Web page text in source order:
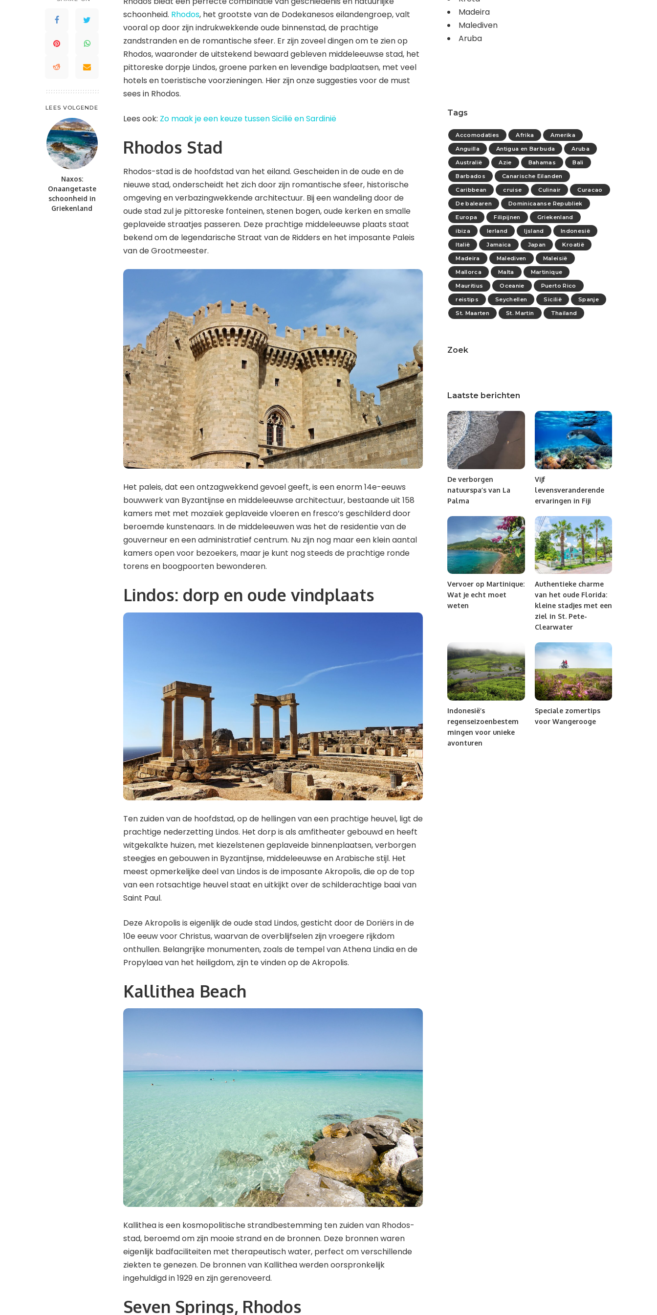
St. Kitts en Nevis
Turks- en Caicoseilanden
St. Kitts en Nevis
St. Maarten en St. Martin
Trinidad en Tobago
LEES VOLGENDE
Naxos:
Onaangetaste
schoonheid in
Griekenland
schoonheid. Rhodos, het grootste van de Dodekanesos eilandengroep, valt
vooral op door zijn indrukwekkende oude binnenstad, de prachtige
zandstranden en de romantische sfeer. Er zijn zoveel dingen om te zien op
Rhodos, waaronder de uitstekend bewaard gebleven middeleeuwse stad, het
pittoreske dorpje Lindos, groene parken en levendige badplaatsen, met veel
hotels en toeristische voorzieningen. Hier zijn onze suggesties voor de must
sees in Rhodos.
Lees ook: Zo maak je een keuze tussen Sicilië en Sardinië
Rhodos Stad
Rhodos-stad is de hoofdstad van het eiland. Gescheiden in de oude en de
nieuwe stad, onderscheidt het zich door zijn romantische sfeer, historische
omgeving en verbazingwekkende architectuur. Bij een wandeling door de
oude stad zul je pittoreske fonteinen, stenen bogen, oude kerken en smalle
geplaveide straatjes passeren. Deze prachtige middeleeuwse plaats staat
bekend om de legendarische Straat van de Ridders en het imposante Paleis
van de Grootmeester.
Het paleis, dat een ontzagwekkend gevoel geeft, is een enorm 14e-eeuws
bouwwerk van Byzantijnse en middeleeuwse architectuur, bestaande uit 158 ​​
kamers met met mozaïek geplaveide vloeren en fresco’s geschilderd door
beroemde kunstenaars. In de middeleeuwen was het de residentie van de
gouverneur en een administratief centrum. Nu zijn nog maar een klein aantal
kamers open voor bezoekers, maar je kunt nog steeds de prachtige ronde
torens en boogpoorten bewonderen.
Lindos: dorp en oude vindplaats
Ten zuiden van de hoofdstad, op de hellingen van een prachtige heuvel, ligt de
prachtige nederzetting Lindos. Het dorp is als amfitheater gebouwd en heeft
witgekalkte huizen, met kiezelstenen geplaveide binnenplaatsen, verborgen
steegjes en gebouwen in Byzantijnse, middeleeuwse en Arabische stijl. Het
meest opmerkelijke deel van Lindos is de imposante Akropolis, die op de top
van een rotsachtige heuvel staat en uitkijkt over de schilderachtige baai van
Saint Paul.
Deze Akropolis is eigenlijk de oude stad Lindos, gesticht door de Doriërs in de
10e eeuw voor Christus, waarvan de overblijfselen zijn vroegere rijkdom
onthullen. Belangrijke monumenten, zoals de tempel van Athena Lindia en de
Propylaea van het heiligdom, zijn te vinden op de Akropolis.
Kallithea Beach
Kallithea is een kosmopolitische strandbestemming ten zuiden van Rhodos-
stad, beroemd om zijn mooie strand en de bronnen. Deze bronnen waren
eigenlijk badfaciliteiten met therapeutisch water, perfect om verschillende
ziekten te genezen. De bronnen van Kallithea werden oorspronkelijk
ingehuldigd in 1929 en zijn gerenoveerd.
Seven Springs, Rhodos
Madeira
Malediven
Aruba
Tags
Accomodaties Afrika
Amerika
Anguilla
Antigua en Barbuda
Aruba
Australië
Azie Bahamas
Bali
Barbados
Canarische Eilanden
Caribbean
cruise Culinair
Curacao
De balearen
Dominicaanse Republiek
Europa
Filipijnen
Griekenland
ibiza
Ierland Ijsland
Indonesië
Italië
Jamaica Japan
Kroatië
Madeira
Malediven
Maleisië
Mallorca
Malta
Martinique
Mauritius
Oceanie
Puerto Rico
reistips
Seychellen Sicilië
Spanje
St. Maarten
St. Martin Thailand
Zoek
Laatste berichten
De verborgen
natuurspa’s van La
Palma
Vijf
levensveranderende
ervaringen in Fiji
Vervoer op Martinique:
Wat je echt moet
weten
Authentieke charme
van het oude Florida:
kleine stadjes met een
ziel in St. Pete-
Clearwater
Indonesië’s
regenseizoenbestem
mingen voor unieke
avonturen
Speciale zomertips
voor Wangerooge